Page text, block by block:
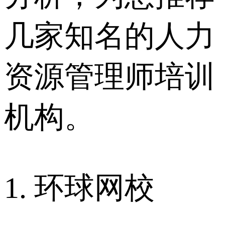
几家知名的人力
资源管理师培训
机构。
1. 环球网校